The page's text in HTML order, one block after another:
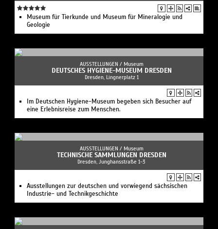
Museum für Tierkunde und Museum für Mineralogie und
Geologie
AUSSTELLUNGEN / Museum
DEUTSCHES HYGIENE-MUSEUM DRESDEN
Dresden, Lingnerplatz 1
Im Deutschen Hygiene-Museum begeben sich Besucher auf
eine Erlebnisreise zum Menschen.
AUSSTELLUNGEN / Museum
TECHNISCHE SAMMLUNGEN DRESDEN
Dresden, Junghansstraße 1-3
Ausstellungen zur deutschen und vorwiegend sächsischen
Industrie- und Technikgeschichte